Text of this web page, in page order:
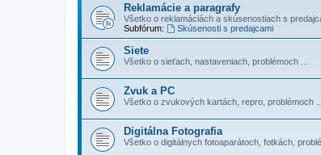
Reklamácie a paragrafy
Všetko o reklamáciách a skúsenostiach s
Subfórum:
Skúsenosti s predajcami
Siete
Všetko o sieťach, nastaveniach, problémoch ...
Zvuk a PC
Všetko o zvukových kartách, repro, problémoch ...
Digitálna Fotografia
Všetko o digitálnych fotoaparátoch, fotkách,